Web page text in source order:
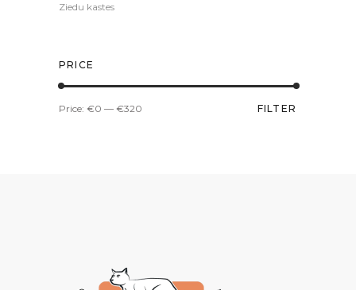
Ziedu kastes
PRICE
FILTER
Price: €0 — €320